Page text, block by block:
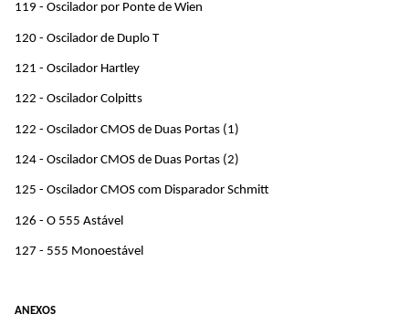
119 - Oscilador por Ponte de Wien
120 - Oscilador de Duplo T
121 - Oscilador Hartley
122 - Oscilador Colpitts
122 - Oscilador CMOS de Duas Portas (1)
124 - Oscilador CMOS de Duas Portas (2)
125 - Oscilador CMOS com Disparador Schmitt
126 - O 555 Astável
127 - 555 Monoestável
ANEXOS